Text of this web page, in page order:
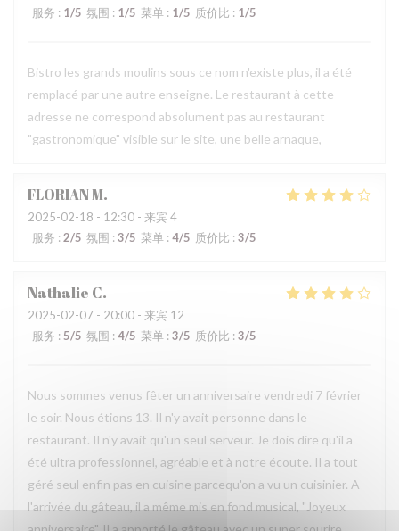
服务 : 1/5 氛围 : 1/5 菜单 : 1/5 质价比 : 1/5
Bistro les grands moulins sous ce nom n'existe plus, il a été
remplacé par une autre enseigne. Le restaurant à cette
adresse ne correspond absolument pas au restaurant
"gastronomique" visible sur le site, une belle arnaque,
FLORIANM
2025-02-18 - 12:30 - 来宾 4
服务 : 2/5 氛围 : 3/5 菜单 : 4/5 质价比 : 3/5
Nathalie C
2025-02-07 - 20:00 - 来宾 12
服务 : 5/5 氛围 :4/5 菜单 : 3/5 质价比 :3/5
Nous sommes venus fêter un anniversaire vendredi 7 février
le soir. Nous étions 13. Il n'y avait personne dans le
restaurant. Il n'y avait qu'un seul serveur. Je dois dire qu'il a
été ultra professionnel, agréable et à notre écoute. Il a tout
géré seul enfin pas en cuisine parcequ'on a vu un cuisinier. A
l'arrivée du gâteau, il a même mis en fond musical, "Joyeux